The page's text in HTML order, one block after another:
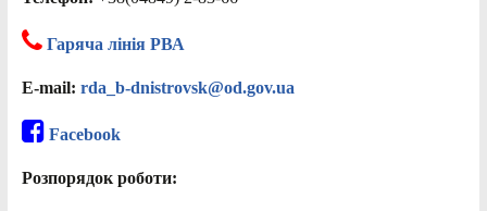
Гаряча лінія РВА
E-mail: rda_b-dnistrovsk@od.gov.ua
Facebook
Розпорядок роботи: